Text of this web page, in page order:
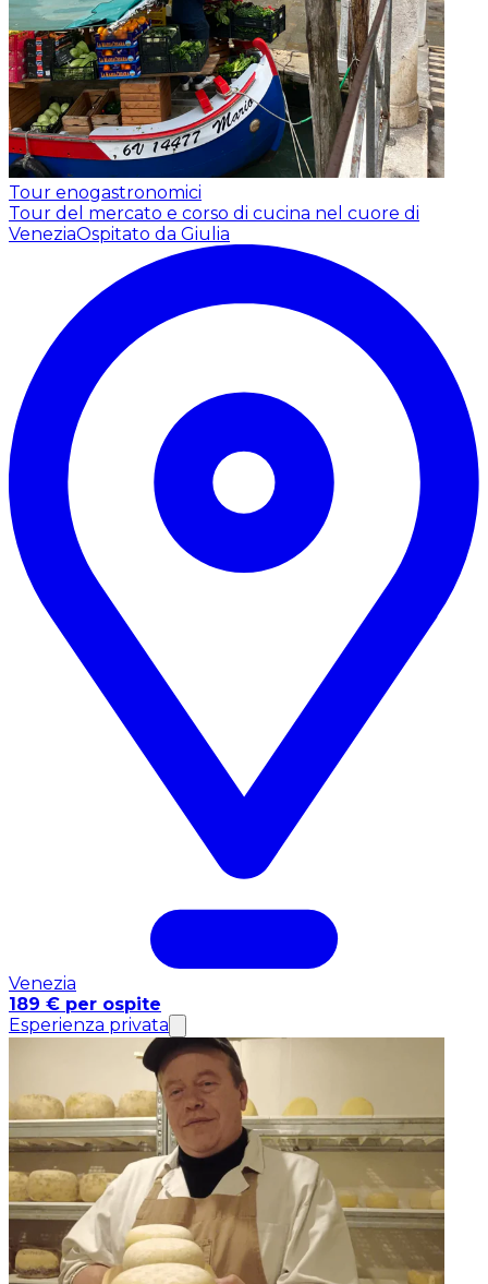
Tour enogastronomici
Tour del mercato e corso di cucina nel cuore di
VeneziaOspitato da Giulia
Venezia
189 € per ospite
Esperienza privata